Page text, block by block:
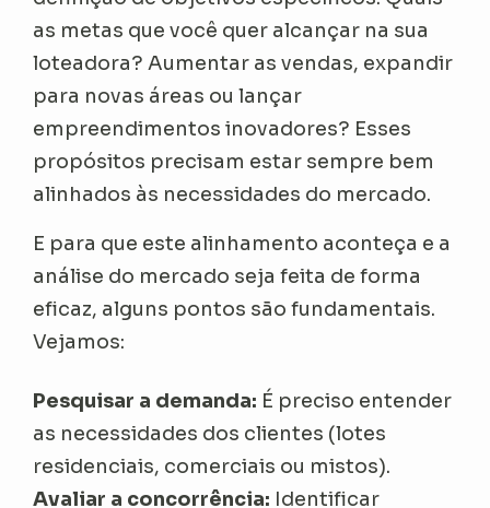
as metas que você quer alcançar na sua
loteadora? Aumentar as vendas, expandir
para novas áreas ou lançar
empreendimentos inovadores? Esses
propósitos precisam estar sempre bem
alinhados às necessidades do mercado.
E para que este alinhamento aconteça e a
análise do mercado seja feita de forma
eficaz, alguns pontos são fundamentais.
Vejamos:
Pesquisar a demanda: É preciso entender
as necessidades dos clientes (lotes
residenciais, comerciais ou mistos).
Avaliar a concorrência: Identificar